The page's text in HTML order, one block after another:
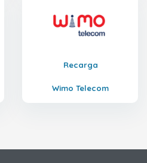
Recarga
Wimo Telecom